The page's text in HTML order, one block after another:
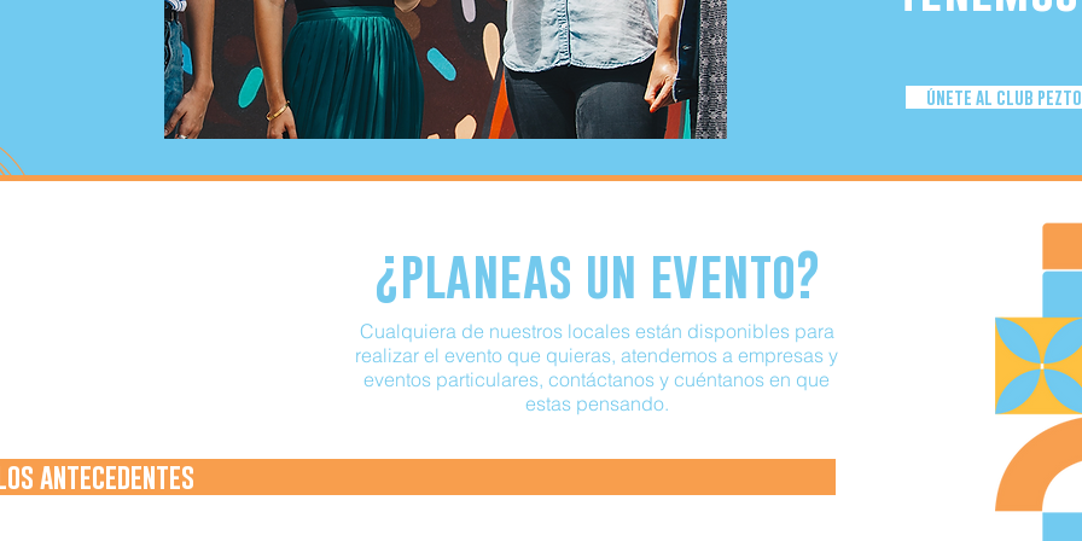
únete al club
¿planeas un evento?
Cualquiera de nuestros locales están disponibles para
realizar el evento que quieras, atendemos a empresas y
eventos particulares, contáctanos y cuéntanos en que
estas pensando.
antecedentes